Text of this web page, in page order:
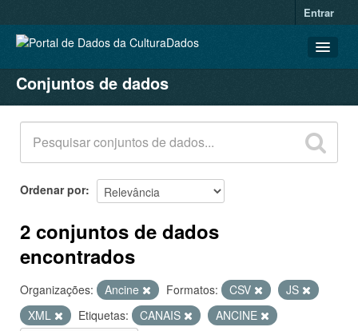
Entrar
CONJUNTOS DE DADOS
ORGANIZAÇÕES
GRUPOS
SOBRE
Conjuntos de dados
Ordenar por
2 conjuntos de dados
encontrados
Organizações: Ancine Formatos: CSV
JS
XML
Etiquetas: CANAIS
ANCINE